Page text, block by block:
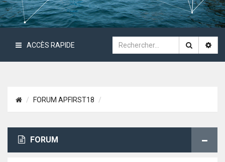
ACCÈS RAPIDE
FORUM APFIRST18
FORUM